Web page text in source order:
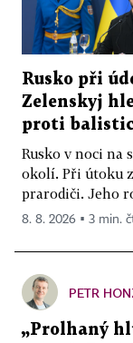
Rusko při
Zelenskyj
proti
Rusko v noci na
okolí. Při útoku
prarodiči. Jeho
8. 8. 2026 ▪ 3 min.
PETR
„Prolhaný